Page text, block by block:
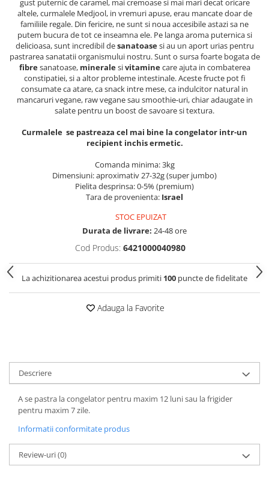
altele, curmalele Medjool, in vremuri apuse, erau mancate doar de
familiile regale. Din fericire, ne sunt si noua accesibile astazi sa ne
putem bucura de tot ce inseamna ele. Pe langa aroma puternica si
delicioasa, sunt incredibil desanatoasesi au un aport urias pentru
pastrarea sanatatii organismului nostru. Sunt o sursa foarte bogata de
fibresanatoase, mineralesivitaminecare ajuta in combaterea
constipatiei, si a altor probleme intestinale. Aceste fructe pot fi
consumate ca atare, ca snack intre mese, ca indulcitor natural in
mancaruri vegane, raw vegane sau smoothie-uri, chiar adaugate in
salate pentru un boost de savoare si textura.
Curmalele se pastreaza cel mai bine la congelator intr-un
recipient inchis ermetic.
Comanda minima: 3kg
Dimensiuni: aproximativ 27-32g (super jumbo)
Pielita desprinsa: 0-5% (premium)
Tara de provenienta: Israel
STOC EPUIZAT
Durata de livrare: 24-48 ore
Cod Produs: 6421000040980
La achizitionarea acestui produs primiti 100 puncte de fidelitate
Adauga la Favorite
Descriere
A se pastra la congelator pentru maxim 12 luni sau la frigider
pentru maxim 7 zile.
Informatii conformitate produs
Review-uri(0)